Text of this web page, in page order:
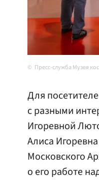
Пресс-служба Музея
Для
с разными
Игоревной
Алиса
Московского
о его работе